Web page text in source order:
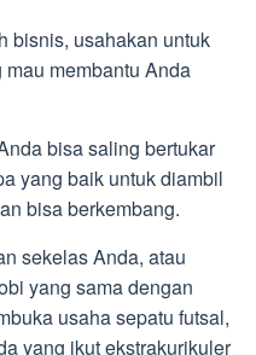
bisnis, usahakan untuk
membantu Anda
bisa saling bertukar
yang baik untuk diambil
bisa berkembang.
sekelas Anda, atau
yang sama dengan
usaha sepatu futsal,
yang ikut ekstrakurikuler